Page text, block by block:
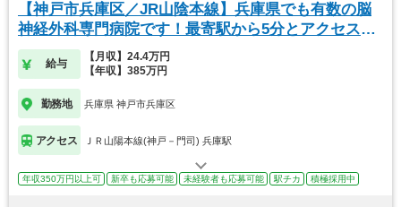
【神戸市兵庫区／JR山陰本線】兵庫県でも有数の脳
神経外科専門病院です！最寄駅から5分とアクセスも
便利
給与
【月収】24.4万円
【年収】385万円
勤務地 兵庫県 神戸市兵庫区
アクセス ＪＲ山陽本線(神戸－門司) 兵庫駅
年収350万円以上可 新卒も応募可能 未経験者も応募可能 駅チカ 積極採用中